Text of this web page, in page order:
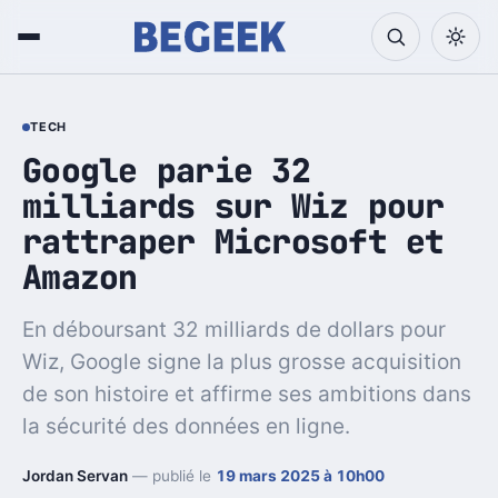
TECH
Google parie 32
milliards sur Wiz pour
rattraper Microsoft et
Amazon
En déboursant 32 milliards de dollars pour
Wiz, Google signe la plus grosse acquisition
de son histoire et affirme ses ambitions dans
la sécurité des données en ligne.
Jordan Servan — publié le 19 mars 2025 à 10h00